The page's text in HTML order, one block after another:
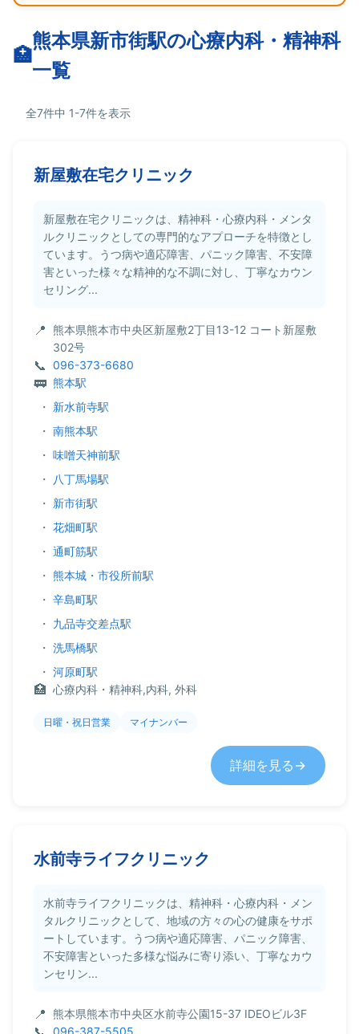
熊本県新市街駅の心療内科・精神科
一覧
全7件中 1-7件を表示
新屋敷在宅クリニック
新屋敷在宅クリニックは、精神科・心療内科・メンタ
ルクリニックとしての専門的なアプローチを特徴とし
ています。うつ病や適応障害、パニック障害、不安障
害といった様々な精神的な不調に対し、丁寧なカウン
セリング...
熊本県熊本市中央区新屋敷2丁目13-12 コート新屋敷
302号
096-373-6680
熊本駅
・ 新水前寺駅
・ 南熊本駅
・ 味噌天神前駅
・
八丁馬場駅
・ 新市街駅
・ 花畑町駅
・ 通町筋駅
・ 熊本城・市役所前駅
・ 辛島町駅
・ 九品寺交差点駅
・ 洗馬橋駅
・ 河原町駅
心療内科・精神科,内科, 外科
日曜・祝日営業 マイナンバー
詳細を見る
水前寺ライフクリニック
水前寺ライフクリニックは、精神科・心療内科・メン
タルクリニックとして、地域の方々の心の健康をサポ
ートしています。うつ病や適応障害、パニック障害、
不安障害といった多様な悩みに寄り添い、丁寧なカウ
ンセリン...
熊本県熊本市中央区水前寺公園15-37 IDEOビル3F